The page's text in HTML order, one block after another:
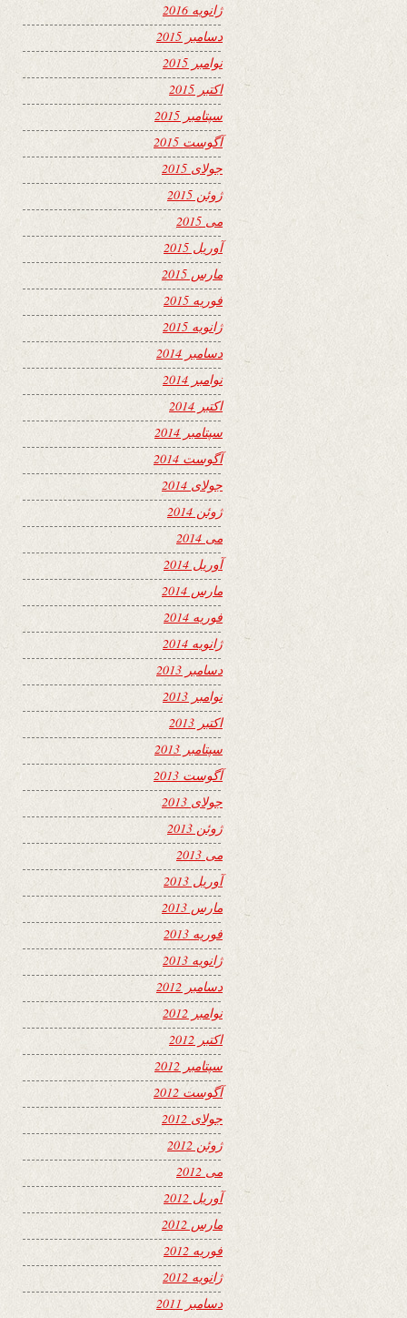
ژانویه 2016
دسامبر 2015
نوامبر 2015
اکتبر 2015
سپتامبر 2015
آگوست 2015
جولای 2015
ژوئن 2015
می 2015
آوریل 2015
مارس 2015
فوریه 2015
ژانویه 2015
دسامبر 2014
نوامبر 2014
اکتبر 2014
سپتامبر 2014
آگوست 2014
جولای 2014
ژوئن 2014
می 2014
آوریل 2014
مارس 2014
فوریه 2014
ژانویه 2014
دسامبر 2013
نوامبر 2013
اکتبر 2013
سپتامبر 2013
آگوست 2013
جولای 2013
ژوئن 2013
می 2013
آوریل 2013
مارس 2013
فوریه 2013
ژانویه 2013
دسامبر 2012
نوامبر 2012
اکتبر 2012
سپتامبر 2012
آگوست 2012
جولای 2012
ژوئن 2012
می 2012
آوریل 2012
مارس 2012
فوریه 2012
ژانویه 2012
دسامبر 2011